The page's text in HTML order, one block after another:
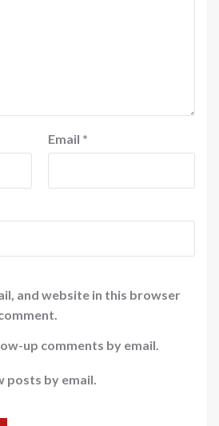
Email *
and website in this browser
up comments by email.
posts by email.